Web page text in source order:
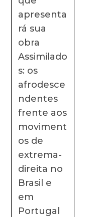
apresenta
rá sua
obra
Assimilado
s: os
afrodesce
ndentes
frente aos
moviment
os de
extrema-
direita no
Brasil e
em
Portugal